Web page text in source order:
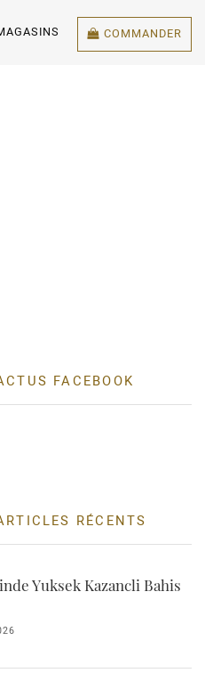
COMMANDER
FACEBOOK
RÉCENTS
Yuksek Kazancli Bahis